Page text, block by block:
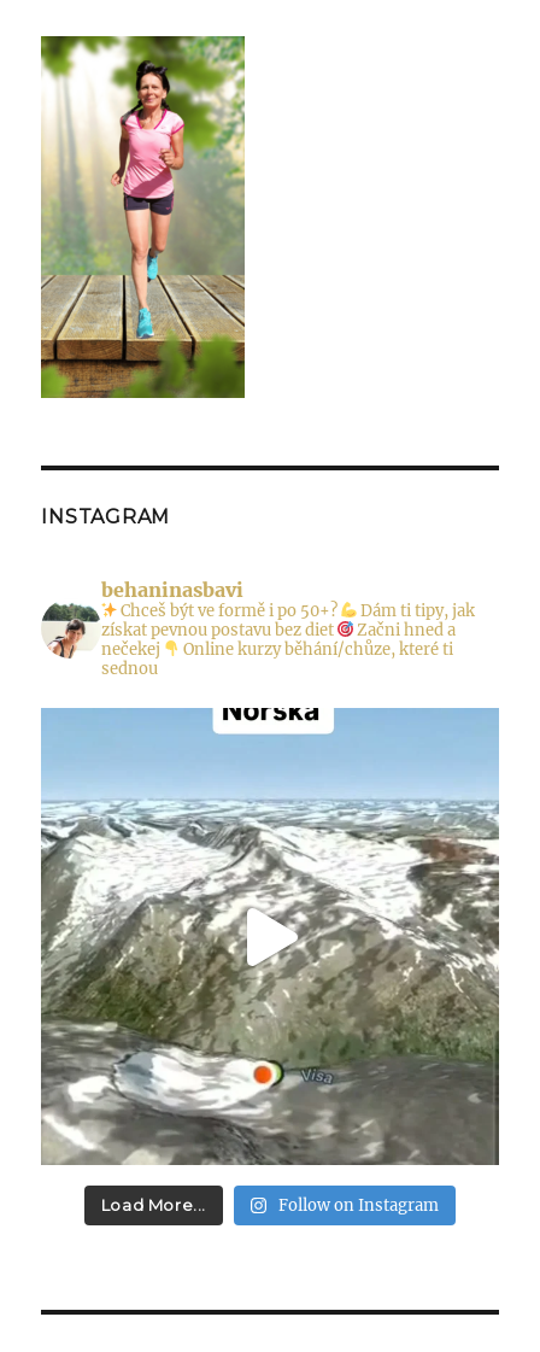
INSTAGRAM
behaninasbavi
Chceš být ve formě i po 50+?
Dám ti tipy, jak
získat pevnou postavu bez diet
Začni hned a
nečekej
Online kurzy běhání/chůze, které ti
sednou
Load More... Follow on Instagram